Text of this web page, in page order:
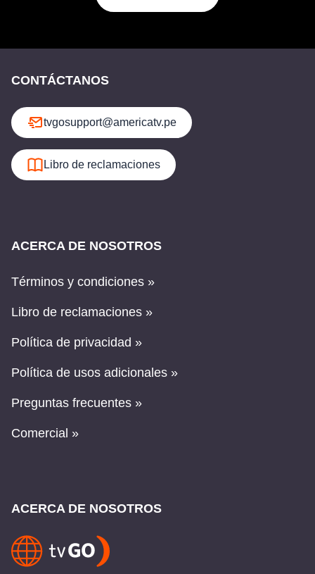
CONTÁCTANOS
tvgosupport@americatv.pe
Libro de reclamaciones
ACERCA DE NOSOTROS
Términos y condiciones »
Libro de reclamaciones »
Política de privacidad »
Política de usos adicionales »
Preguntas frecuentes »
Comercial »
ACERCA DE NOSOTROS